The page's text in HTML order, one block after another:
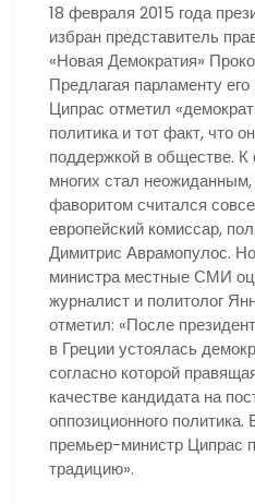
18 февраля 2015 года
избран представитель
«Новая Демократия»
Предлагая парламенту
Ципрас отметил
политика и тот факт, что
поддержкой в обществе.
многих стал
фаворитом считался
европейский комиссар,
Димитрис Аврамопулос.
министра местные СМИ
журналист и политолог
отметил: «После
в Греции устоялась
согласно которой
качестве кандидата на
оппозиционного
премьер-министр Ципрас
традицию».